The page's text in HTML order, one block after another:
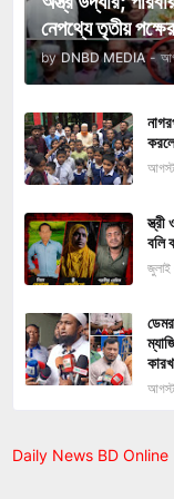
নেপথ্যে তৃতীয়
by DNBD MEDIA -
বলি
Daily News BD Online